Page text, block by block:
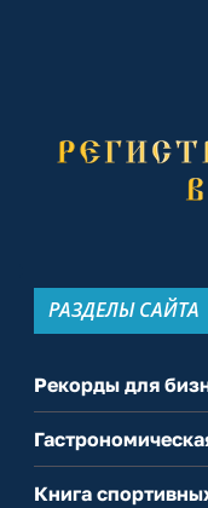
РАЗДЕЛЫ САЙТА
Рекорды для
Книга